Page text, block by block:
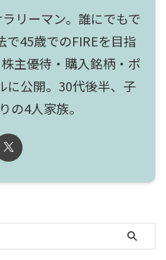
リーマン。誰にでもで
で45歳でのFIREを目指
主優待・購入銘柄・ポ
に公開。30代後半、子
の4人家族。